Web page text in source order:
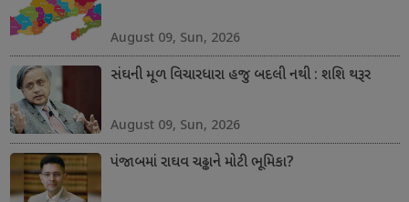
August 09, Sun, 2026
સંઘની મૂળ વિચારધારા હજુ બદલી નથી : શશિ થરૂર
August 09, Sun, 2026
પંજાબમાં રાઘવ ચઢ્ઢાને મોટી ભૂમિકા?